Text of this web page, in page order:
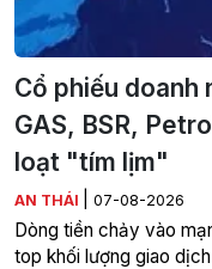
Cổ phiếu doanh
GAS, BSR,
loạt "tím lịm"
AN THÁI 07-08-2026
Dòng tiền chảy vào
top khối lượng giao